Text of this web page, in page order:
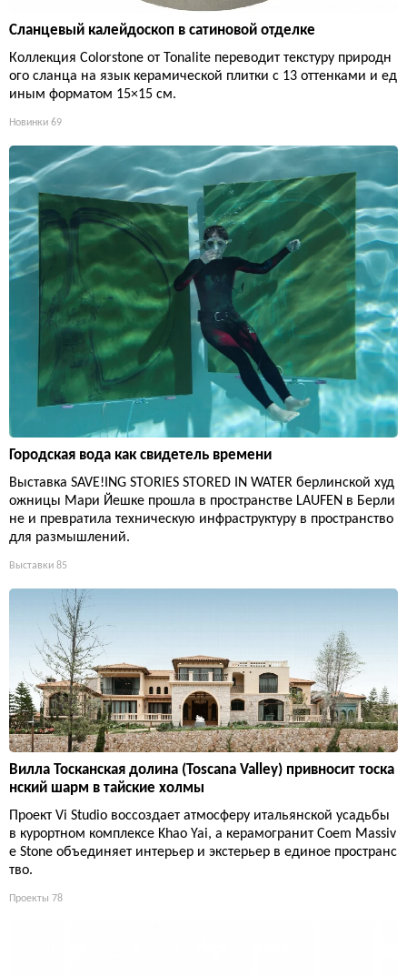
Сланцевый калейдоскоп в сатиновой отделке
Коллекция Colorstone от Tonalite переводит текстуру природн
ого сланца на язык керамической плитки с 13 оттенками и ед
иным форматом 15×15 см.
Новинки 69
Городская вода как свидетель времени
Выставка SAVE!ING STORIES STORED IN WATER берлинской худ
ожницы Мари Йешке прошла в пространстве LAUFEN в Берли
не и превратила техническую инфраструктуру в пространство
для размышлений.
Выставки 85
Вилла Тосканская долина (Toscana Valley) привносит тоска
нский шарм в тайские холмы
Проект Vi Studio воссоздает атмосферу итальянской усадьбы
в курортном комплексе Khao Yai, а керамогранит Coem Massiv
e Stone объединяет интерьер и экстерьер в единое пространс
тво.
Проекты 78